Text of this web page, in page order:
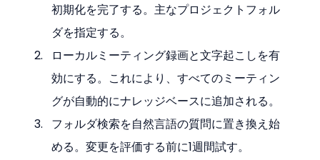
初期化を完了する。主なプロジェクトフォル
ダを指定する。
ローカルミーティング録画と文字起こしを有
効にする。これにより、すべてのミーティン
グが自動的にナレッジベースに追加される。
フォルダ検索を自然言語の質問に置き換え始
める。変更を評価する前に1週間試す。